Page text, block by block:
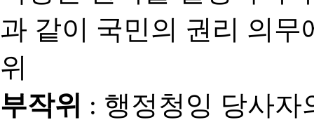
과 같이 국민의 권리 의
위
부작위 : 행정청잉 당사자